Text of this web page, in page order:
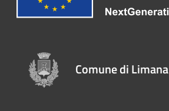
Comune di Limana